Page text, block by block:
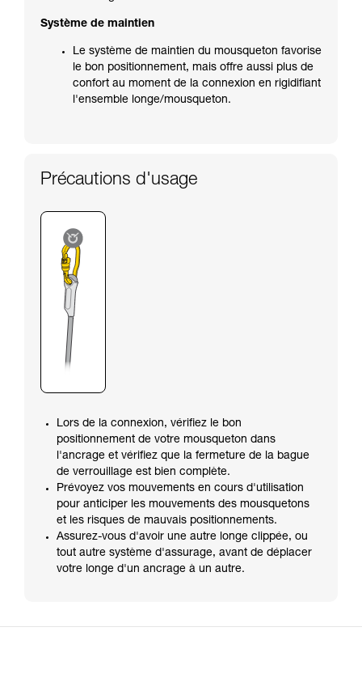
Système de maintien
Le système de maintien du mousqueton favorise
le bon positionnement, mais offre aussi plus de
confort au moment de la connexion en rigidifiant
l'ensemble longe/mousqueton.
Précautions d'usage
Lors de la connexion, vérifiez le bon
positionnement de votre mousqueton dans
l'ancrage et vérifiez que la fermeture de la bague
de verrouillage est bien complète.
Prévoyez vos mouvements en cours d'utilisation
pour anticiper les mouvements des mousquetons
et les risques de mauvais positionnements.
Assurez-vous d'avoir une autre longe clippée, ou
tout autre système d'assurage, avant de déplacer
votre longe d'un ancrage à un autre.